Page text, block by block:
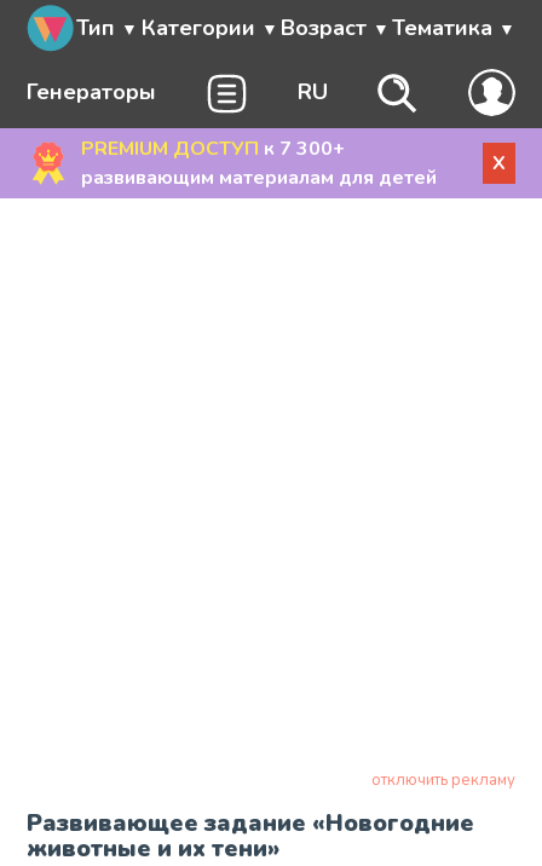
Тип Категории Возраст Тематика
Генераторы RU
PREMIUM ДОСТУП к 7 300+
развивающим материалам для детей
X
отключить рекламу
Развивающее задание «Новогодние
животные и их тени»